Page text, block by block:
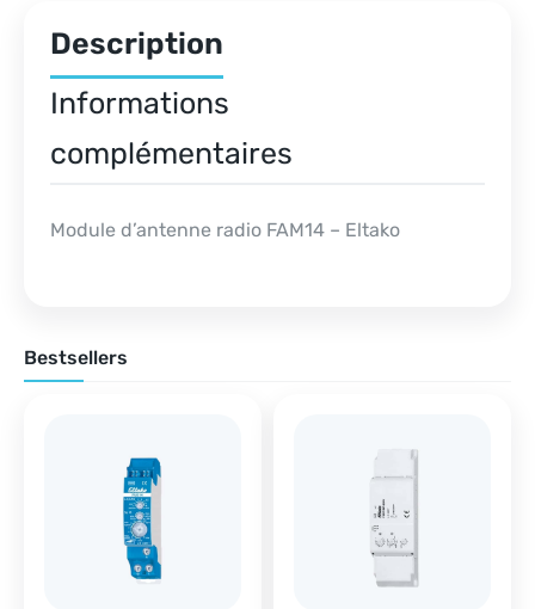
Description
Informations
complémentaires
Module d’antenne radio FAM14 – Eltako
Bestsellers